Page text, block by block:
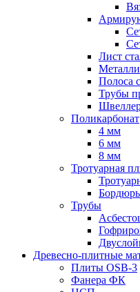
Лист
Полоса
Трубы
Поликарбонат
4 мм
6 мм
8 мм
Тротуарная
Трубы
Древесно-плитные
Плиты OSB-3
Фанера ФК